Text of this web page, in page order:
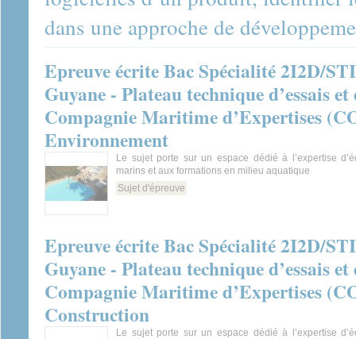
dans une approche de
Epreuve écrite Bac Spécialité 2I2D/
Guyane - Plateau technique d’essais
Compagnie Maritime d’Expertises
Environnement
Le sujet porte sur un espace dédié à l’expertise
marins et aux formations en milieu aquatique
Sujet d'épreuve
Epreuve écrite Bac Spécialité 2I2D/
Guyane - Plateau technique d’essais
Compagnie Maritime d’Expertises
Construction
Le sujet porte sur un espace dédié à l’expertise